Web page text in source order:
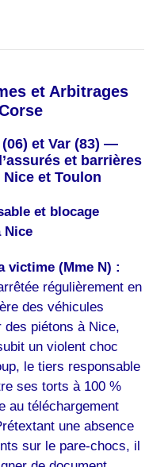
et Arbitrages
et Var (83) —
et barrières
et Toulon
et blocage
Nice
victime (Mme N) :
régulièrement en
des véhicules
des piétons à Nice,
un violent choc
le tiers responsable
ses torts à 100 %
au téléchargement
une absence
sur le pare-chocs, il